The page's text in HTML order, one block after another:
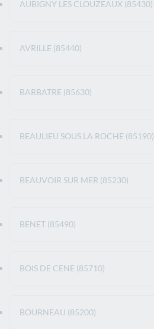
AUBIGNY LES CLOUZEAUX (85430)
AVRILLE (85440)
BARBATRE (85630)
BEAULIEU SOUS LA ROCHE (85190)
BEAUVOIR SUR MER (85230)
BENET (85490)
BOIS DE CENE (85710)
BOURNEAU (85200)